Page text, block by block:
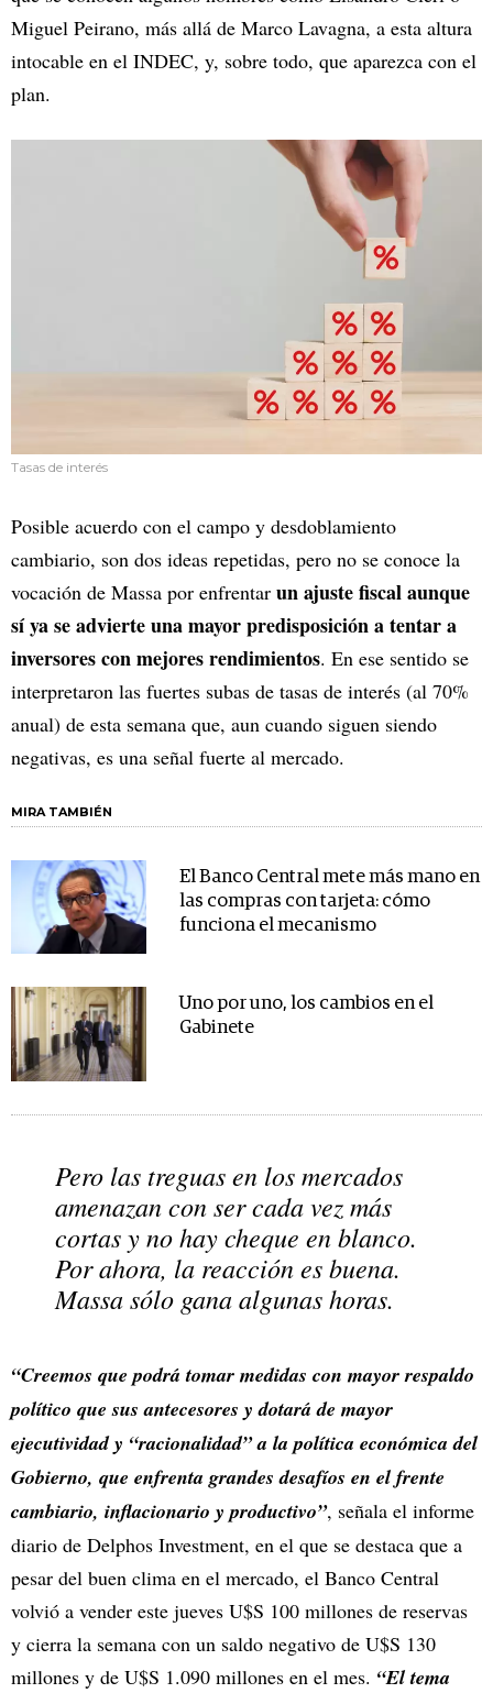
Miguel Peirano, más allá de Marco Lavagna, a esta altura
intocable en el INDEC, y, sobre todo, que aparezca con el
plan.
Tasas de interés
Posible acuerdo con el campo y desdoblamiento
cambiario, son dos ideas repetidas, pero no se conoce la
vocación de Massa por enfrentar un ajuste fiscal aunque
sí ya se advierte una mayor predisposición a tentar a
inversores con mejores rendimientos. En ese sentido se
interpretaron las fuertes subas de tasas de interés (al 70%
anual) de esta semana que, aun cuando siguen siendo
negativas, es una señal fuerte al mercado.
MIRA TAMBIÉN
El Banco Central mete más mano en
las compras con tarjeta: cómo
funciona el mecanismo
Uno por uno, los cambios en el
Gabinete
Pero las treguas en los mercados
amenazan con ser cada vez más
cortas y no hay cheque en blanco.
Por ahora, la reacción es buena.
Massa sólo gana algunas horas.
“Creemos que podrá tomar medidas con mayor respaldo
político que sus antecesores y dotará de mayor
ejecutividad y “racionalidad” a la política económica del
Gobierno, que enfrenta grandes desafíos en el frente
cambiario, inflacionario y productivo”, señala el informe
diario de Delphos Investment, en el que se destaca que a
pesar del buen clima en el mercado, el Banco Central
volvió a vender este jueves U$S 100 millones de reservas
y cierra la semana con un saldo negativo de U$S 130
millones y de U$S 1.090 millones en el mes. “El tema